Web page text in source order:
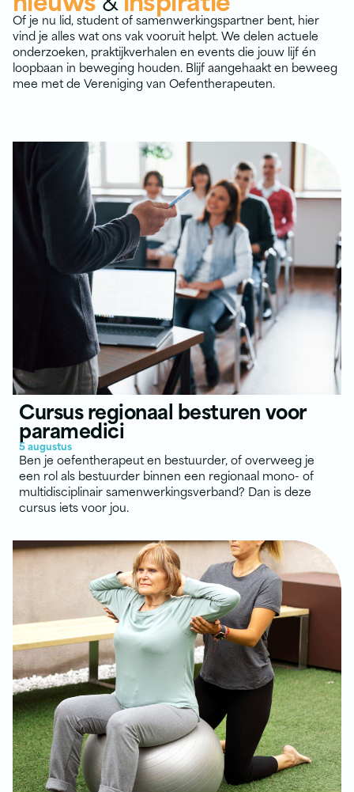
Of je nu lid, student of samenwerkings­partner bent, hier
vind je alles wat ons vak vooruit helpt. We delen actuele
onderzoeken, praktijk­verhalen en events die jouw lijf én
loopbaan in beweging houden. Blijf aangehaakt en beweeg
mee met de Vereniging van Oefentherapeuten.
Cursus regionaal besturen voor
paramedici
5 augustus
Ben je oefentherapeut en bestuurder, of overweeg je
een rol als bestuurder binnen een regionaal mono- of
multidisciplinair samenwerkingsverband? Dan is deze
cursus iets voor jou.